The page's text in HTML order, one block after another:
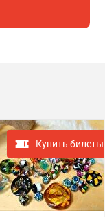
Купить билеты